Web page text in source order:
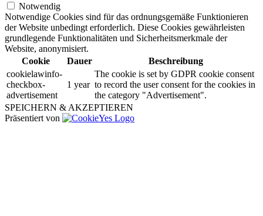
Notwendig
Notwendige Cookies sind für das ordnungsgemäße Funktionieren
der Website unbedingt erforderlich. Diese Cookies gewährleisten
grundlegende Funktionalitäten und Sicherheitsmerkmale der
Website, anonymisiert.
Cookie
Dauer
Beschreibung
cookielawinfo-
checkbox-
advertisement
1 year
The cookie is set by GDPR cookie consent
to record the user consent for the cookies in
the category "Advertisement".
SPEICHERN & AKZEPTIEREN
Präsentiert von